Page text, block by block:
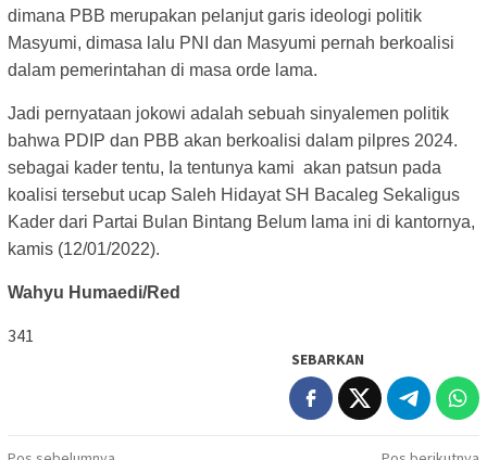
dimana PBB merupakan pelanjut garis ideologi politik
Masyumi, dimasa lalu PNI dan Masyumi pernah berkoalisi
dalam pemerintahan di masa orde lama.
Jadi pernyataan jokowi adalah sebuah sinyalemen politik
bahwa PDIP dan PBB akan berkoalisi dalam pilpres 2024.
sebagai kader tentu, Ia tentunya kami akan patsun pada
koalisi tersebut ucap Saleh Hidayat SH Bacaleg Sekaligus
Kader dari Partai Bulan Bintang Belum lama ini di kantornya,
kamis (12/01/2022).
Wahyu Humaedi/Red
341
SEBARKAN